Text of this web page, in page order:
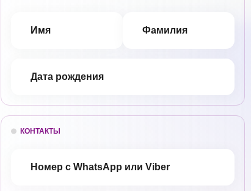
КОНТАКТЫ